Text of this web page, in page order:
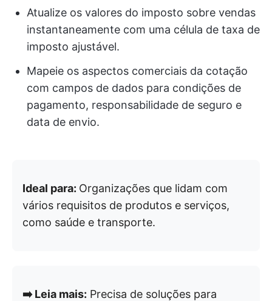
Atualize os valores do imposto sobre vendas
instantaneamente com uma célula de taxa de
imposto ajustável.
Mapeie os aspectos comerciais da cotação
com campos de dados para condições de
pagamento, responsabilidade de seguro e
data de envio.
Ideal para: Organizações que lidam com
vários requisitos de produtos e serviços,
como saúde e transporte.
➡️ Leia mais: Precisa de soluções para